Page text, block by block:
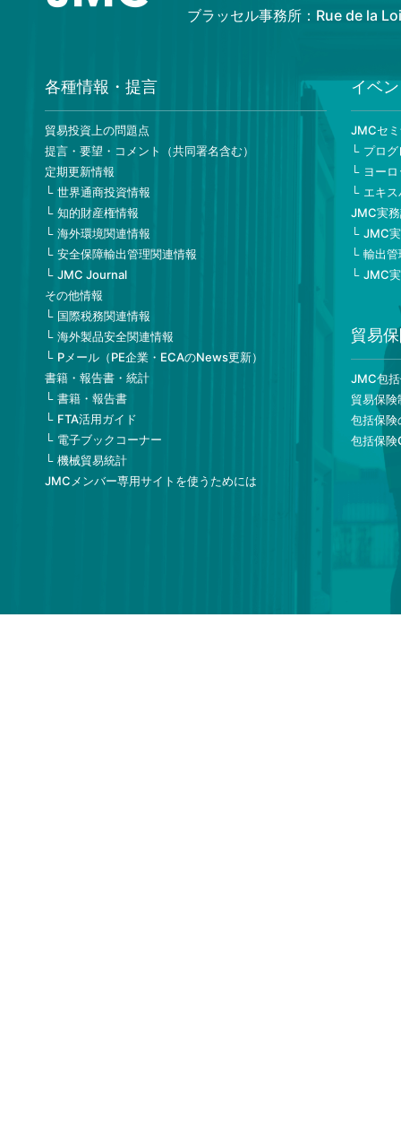
ブラッセル事務所：Rue de la
各種情報・提言
貿易投資上の問題点
提言・要望・コメント（共同署名含む）
定期更新情報
世界通商投資情報
知的財産権情報
海外環境関連情報
安全保障輸出管理関連情報
JMC Journal
その他情報
国際税務関連情報
海外製品安全関連情報
Pメール（PE企業・ECAのNews更新）
書籍・報告書・統計
書籍・報告書
FTA活用ガイド
電子ブックコーナー
機械貿易統計
JMCメンバー専用サイトを使うためには
イベ
JMCセ
プロ
ヨー
エキ
JMC実
JMC
輸出
JMC
貿易
JMC包
貿易保険
包括保険
包括保険